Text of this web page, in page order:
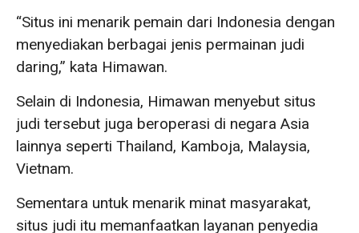
“Situs ini menarik pemain dari Indonesia dengan
menyediakan berbagai jenis permainan judi
daring,” kata Himawan.
Selain di Indonesia, Himawan menyebut situs
judi tersebut juga beroperasi di negara Asia
lainnya seperti Thailand, Kamboja, Malaysia,
Vietnam.
Sementara untuk menarik minat masyarakat,
situs judi itu memanfaatkan layanan penyedia